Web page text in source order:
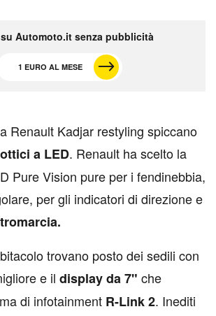
Automoto.it senza pubblicità
1 EURO AL MESE
Renault Kadjar restyling spiccano
a LED. Renault ha scelto la
Pure Vision pure per i fendinebbia,
per gli indicatori di direzione e
trovano posto dei sedili con
e il display da 7" che
di infotainment R-Link 2. Inediti